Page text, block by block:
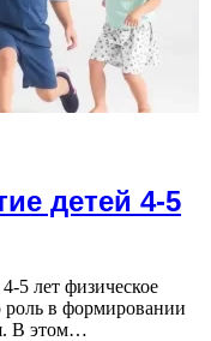
детей 4-5
5 лет физическое
роль в формировании
В этом…